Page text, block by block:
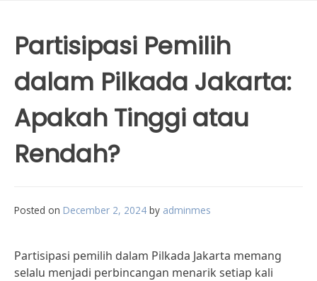
Partisipasi Pemilih
dalam Pilkada Jakarta:
Apakah Tinggi atau
Rendah?
Posted on December 2, 2024 by adminmes
Partisipasi pemilih dalam Pilkada Jakarta memang
selalu menjadi perbincangan menarik setiap kali